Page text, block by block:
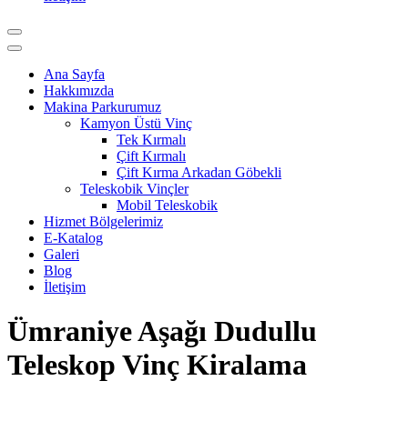
Ana Sayfa
Hakkımızda
Makina Parkurumuz
Kamyon Üstü Vinç
Tek Kırmalı
Çift Kırmalı
Çift Kırma Arkadan Göbekli
Teleskobik Vinçler
Mobil Teleskobik
Hizmet Bölgelerimiz
E-Katalog
Galeri
Blog
İletişim
Ümraniye Aşağı Dudullu
Teleskop Vinç Kiralama